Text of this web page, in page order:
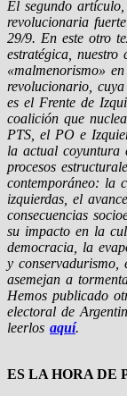
El segundo
revolucionaria
29/9. En este otro
estratégica,
«malmenorismo»
revolucionario,
es el Frente de
coalición que
PTS, el PO e
la actual coyuntura
procesos
contemporáneo: la
izquierdas, el
consecuencias
su impacto en la
democracia, la
y conservadurismo,
asemejan a
Hemos publicado
electoral de
leerlos aquí.
ES LA HORA DE